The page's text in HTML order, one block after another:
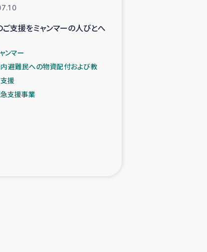
支援をミャンマーの人びとへ
ンマー
避難民への物資配付および教
援
支援事業